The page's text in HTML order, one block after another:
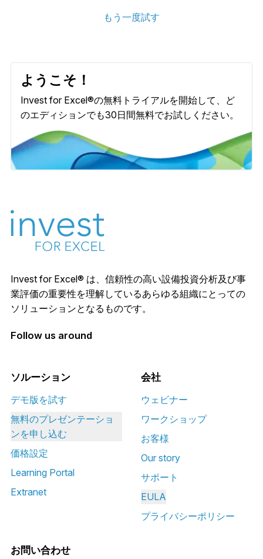
言語: 英語、ドイツ語、スペイン
ビア語、ブルガリア語、チェコ語。
レポートシートの作成。
予測期間の更新。
モンテカルロシミュレーション。
プロに含まれているすべての
プロジェクトファイナンスモジュー
ル及び清算計画。
連結するとともに、消去を行いま
ト。
買収、合併、事業売却の評価。
継続企業の状況における企業の価値
を評価するための永続的外挿法。
資本に対するフリー キャッシュ フ
算。
もう一度試す
ようこそ！
Invest for Excel®の無料トライアルを開始して、ど
のエディションでも30日間無料でお試しください。
Invest for Excel® は、信頼性の高い設備投資分析及び事
業評価の重要性を理解しているあらゆる組織にとっての
ソリューションとなるものです。
Follow us around
ソルーション
デモ版を試す
無料のプレゼンテーショ
ンを申し込む
価格設定
Learning Portal
Extranet
会社
ウェビナー
ワークショップ
お客様
Our story
サポート
EULA
プライバシーポリシー
お問い合わせ